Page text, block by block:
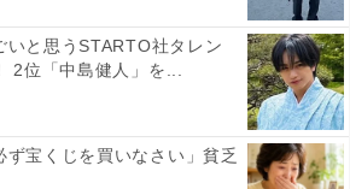
（King ＆Prince）／39票
いと思うSTARTO社タレン
2位「中島健人」を...
ず宝くじを買いなさい」貧乏